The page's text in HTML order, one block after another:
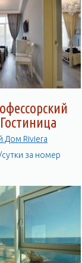
Дом Riviera
за номер